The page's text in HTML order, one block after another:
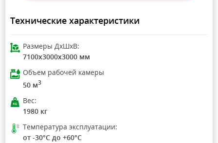
Технические характеристики
Размеры ДхШхВ:
7100x3000x3000 мм
Объем рабочей камеры
50 м3
Вес:
1980 кг
Температура эксплуатации:
от -30°C до +60°C